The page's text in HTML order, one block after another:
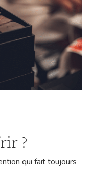
?
qui fait toujours